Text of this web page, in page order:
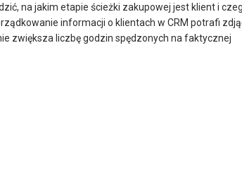
na jakim etapie ścieżki zakupowej jest klient i
informacji o klientach w CRM potrafi
zwiększa liczbę godzin spędzonych na faktycznej